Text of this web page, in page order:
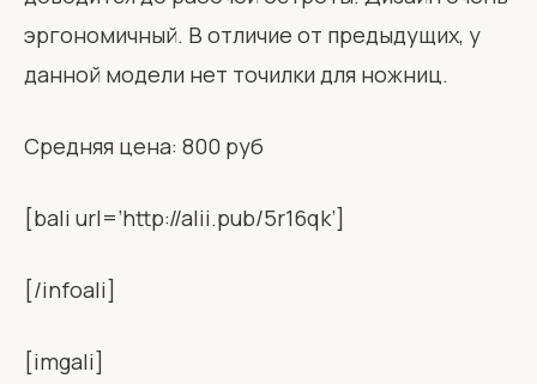
эргономичный. В отличие от предыдущих, у
данной модели нет точилки для ножниц.
Средняя цена: 800 руб
[bali url=’http://alii.pub/5r16qk’]
[/infoali]
[imgali]